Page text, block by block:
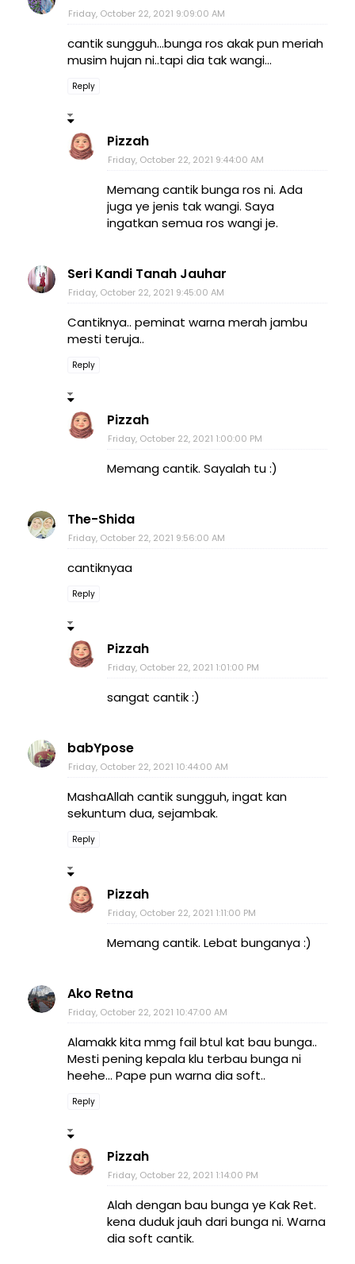
Friday, October 22, 2021 9:09:00 AM
cantik sungguh...bunga ros akak pun meriah
musim hujan ni..tapi dia tak wangi...
Reply
Pizzah
Friday, October 22, 2021 9:44:00 AM
Memang cantik bunga ros ni. Ada
juga ye jenis tak wangi. Saya
ingatkan semua ros wangi je.
Seri Kandi Tanah Jauhar
Friday, October 22, 2021 9:45:00 AM
Cantiknya.. peminat warna merah jambu
mesti teruja..
Reply
Pizzah
Friday, October 22, 2021 1:00:00 PM
Memang cantik. Sayalah tu :)
The-Shida
Friday, October 22, 2021 9:56:00 AM
cantiknyaa
Reply
Pizzah
Friday, October 22, 2021 1:01:00 PM
sangat cantik :)
babYpose
Friday, October 22, 2021 10:44:00 AM
MashaAllah cantik sungguh, ingat kan
sekuntum dua, sejambak.
Reply
Pizzah
Friday, October 22, 2021 1:11:00 PM
Memang cantik. Lebat bunganya :)
Ako Retna
Friday, October 22, 2021 10:47:00 AM
Alamakk kita mmg fail btul kat bau bunga..
Mesti pening kepala klu terbau bunga ni
heehe... Pape pun warna dia soft..
Reply
Pizzah
Friday, October 22, 2021 1:14:00 PM
Alah dengan bau bunga ye Kak Ret.
kena duduk jauh dari bunga ni. Warna
dia soft cantik.